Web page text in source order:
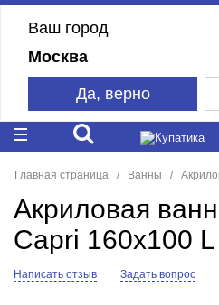
Ваш город
Москва
Да, верно
Главная страница Ванны
Акриловая
Capri 160x100 L
Написать отзыв Задать вопрос